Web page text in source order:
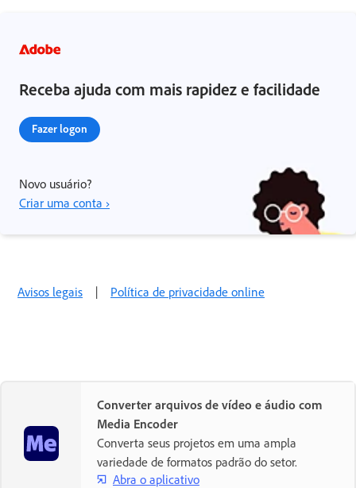
Receba ajuda com mais rapidez e facilidade
Fazer logon
Novo usuário?
Criar uma conta ›
Avisos legais | Política de privacidade online
Converter arquivos de vídeo e áudio com
Media Encoder
Converta seus projetos em uma ampla
variedade de formatos padrão do setor.
Abra o aplicativo